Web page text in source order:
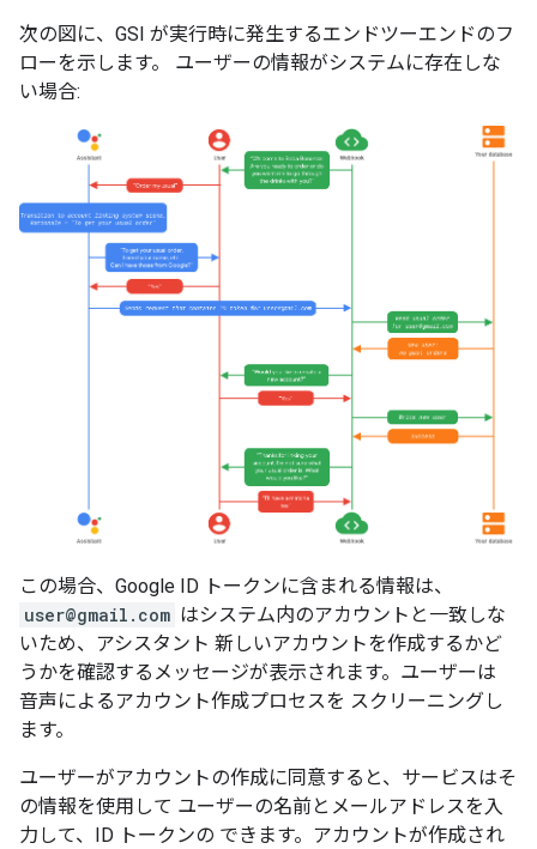
次の図に、GSI が実行時に発生するエンドツーエンドのフ
ローを示します。 ユーザーの情報がシステムに存在しな
い場合:
この場合、Google ID トークンに含まれる情報は、
user@gmail.com はシステム内のアカウントと一致しな
いため、アシスタント 新しいアカウントを作成するかど
うかを確認するメッセージが表示されます。ユーザーは
音声によるアカウント作成プロセスを スクリーニングし
ます。
ユーザーがアカウントの作成に同意すると、サービスはそ
の情報を使用して ユーザーの名前とメールアドレスを入
力して、ID トークンの できます。アカウントが作成され